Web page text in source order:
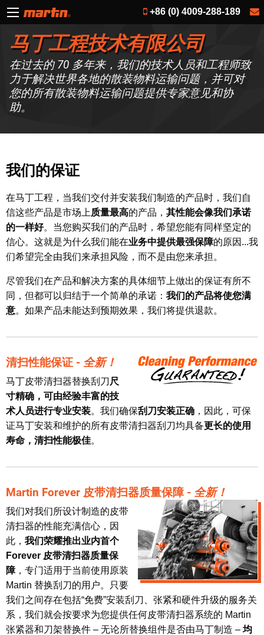
+86 (0) 4009-288-189
马丁工程技术有限公司
在过去的 70 多年来，我们的技术人员和工程师致
力于解决世界各地的散装物料运输问题，并可对
您的所有散装物料运输问题提供专家意见和协
助。
我们的保证
在马丁工程，当我们交付并安装我们制造的产品时，我们自
信这些产品是市场上 质量最高的产品， 其性能会像我们承诺
的一样好。当您购买我们的产品时，希望您能有同样坚定的
信心。这就是为什么我们能在业务中提供最强保障的原因...我
们希望完全由我们来承担风险，而不是由您来承担。
尽管我们在产品和解决方案的具体细节上做出的保证有所不
同，但都可以归结于一个简单的承诺： 我们的产品将使您满
意。如果产品未能达到预期效果，我们将提供退款。
清扫性能保证 - 全新！
马丁皮带清扫器替换刮刀 尺
寸精确，可由经验丰富的技
术人员进行专业安装。我们确保刮刀安装正确 ，因此，可保
证马丁安装和维护的所有皮带清扫器刮刀均具备更长的使用
寿命，清扫性能极佳。
Martin Forever 皮带清扫器质量保障 - 全新！
我们对我们所设计制造的皮带
清扫器的性能充满信心，因
此， 我们荣耀推出业内首个
Forever 皮带清扫器质量保
障，专门适用于当前使用原装
Martin 替换刮刀的用户。只要
我们之间存在包括“免费”安装刮刀、张紧和硬件升级的服务关
系，我们就会按要求为您提供任何皮带清扫器系统的 Martin
张紧器和刀架替换件 – 无论所替换组件是否由马丁制造 – 均